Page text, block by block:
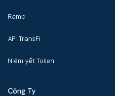
Ramp
API TransFi
Niêm yết Token
Công Ty